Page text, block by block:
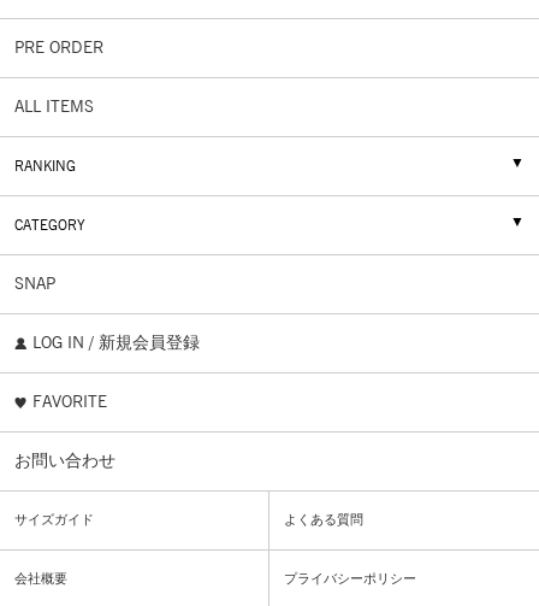
PRE ORDER
ALL ITEMS
RANKING
CATEGORY
SNAP
LOG IN / 新規会員登録
FAVORITE
お問い合わせ
サイズガイド よくある質問
会社概要 プライバシーポリシー